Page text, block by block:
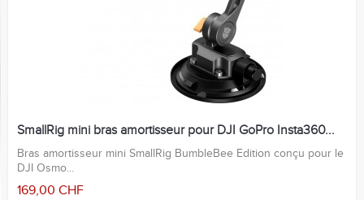
SmallRig mini bras amortisseur pour DJI GoPro Insta360...
Bras amortisseur mini SmallRig BumbleBee Edition conçu pour le
DJI Osmo...
169,00 CHF